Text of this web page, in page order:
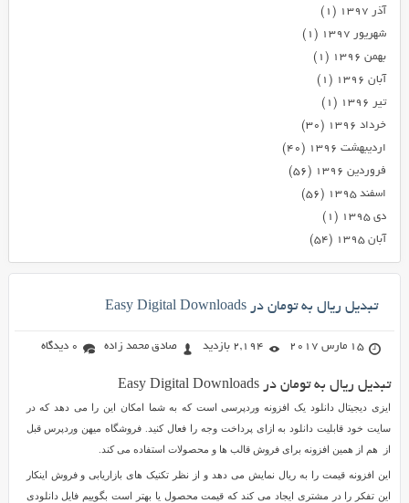
آذر ۱۳۹۷
(۱)
شهریور ۱۳۹۷
(۱)
بهمن ۱۳۹۶
(۱)
آبان ۱۳۹۶
(۱)
تیر ۱۳۹۶
(۱)
خرداد ۱۳۹۶
(۳۰)
اردیبهشت ۱۳۹۶
(۴۰)
فروردین ۱۳۹۶
(۵۶)
اسفند ۱۳۹۵
(۵۶)
دی ۱۳۹۵
(۱)
آبان ۱۳۹۵
(۵۴)
تبدیل ریال به تومان در Easy Digital Downloads
15 مارس 2017 2,194 بازدید صادق محمد زاده 0 دیدگاه
تبدیل ریال به تومان در Easy Digital Downloads
ایزی دیجیتال دانلود یک افزونه وردپرسی است که به شما امکان این را می دهد که در
سایت خود قابلیت دانلود به ازای پرداخت وجه را فعال کنید. فروشگاه میهن وردپرس قبل
از هم از همین افزونه برای فروش قالب ها و محصولات استفاده می کند.
این افزونه قیمت را به ریال نمایش می دهد و از نظر تکنیک های بازاریابی و فروش اینکار
این تفکر را در مشتری ایجاد می کند که قیمت محصول یا بهتر است بگوییم فایل دانلودی